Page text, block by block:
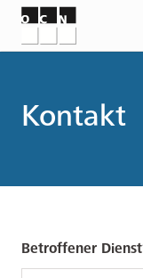
Kontakt
Betroffener Dienst